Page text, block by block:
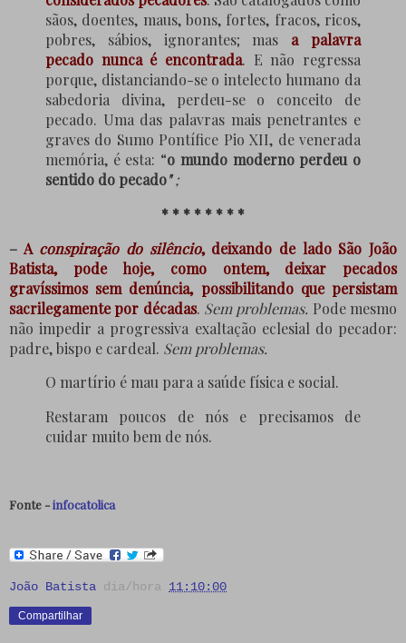
sãos, doentes, maus, bons, fortes, fracos, ricos,
pobres, sábios, ignorantes; mas a palavra
pecado nunca é encontrada. E não regressa
porque, distanciando-se o intelecto humano da
sabedoria divina, perdeu-se o conceito de
pecado. Uma das palavras mais penetrantes e
graves do Sumo Pontífice Pio XII, de venerada
memória, é esta: “o mundo moderno perdeu o
sentido do pecado" ;
* * * * * * * *
– A conspiração do silêncio, deixando de lado São João
Batista, pode hoje, como ontem, deixar pecados
gravíssimos sem denúncia, possibilitando que persistam
sacrilegamente por décadas. Sem problemas. Pode mesmo
não impedir a progressiva exaltação eclesial do pecador:
padre, bispo e cardeal. Sem problemas.
O martírio é mau para a saúde física e social.
Restaram poucos de nós e precisamos de
cuidar muito bem de nós.
Fonte -infocatolica
João Batista dia/hora 11:10:00
Compartilhar